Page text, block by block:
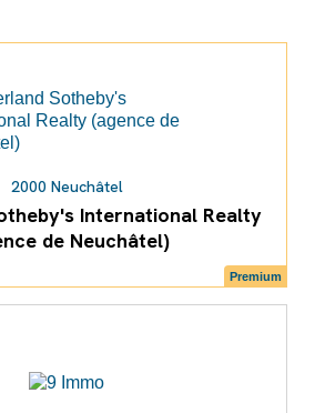
Premium
2000 Neuchâtel
International Realty
de Neuchâtel)